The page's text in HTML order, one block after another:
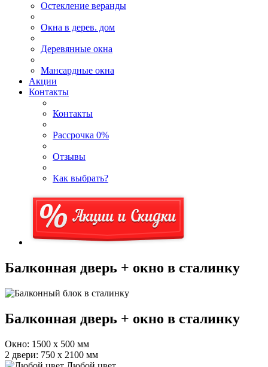
Остекление веранды
Окна в дерев. дом
Деревянные окна
Мансардные окна
Акции
Контакты
Контакты
Рассрочка 0%
Отзывы
Как выбрать?
Балконная дверь + окно в сталинку
Балконная дверь + окно в сталинку
Окно: 1500 х 500 мм
2 двери: 750 х 2100 мм